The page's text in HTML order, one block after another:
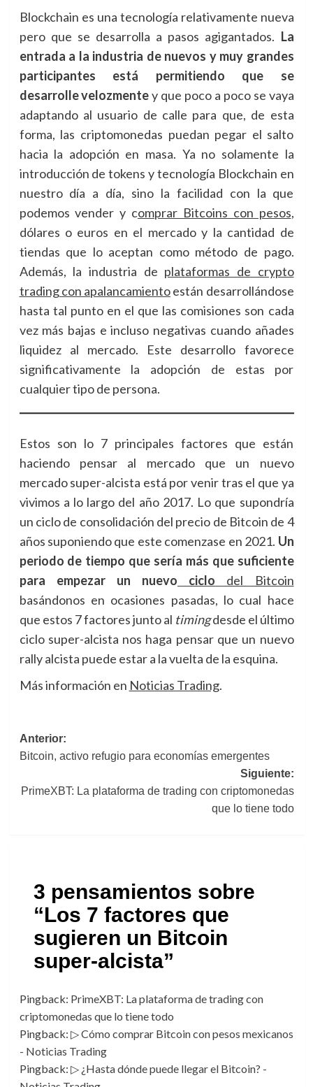
Blockchain es una tecnología relativamente nueva
pero que se desarrolla a pasos agigantados. La
entrada a la industria de nuevos y muy grandes
participantes está permitiendo que se
desarrolle velozmentey que poco a poco se vaya
adaptando al usuario de calle para que, de esta
forma, las criptomonedas puedan pegar el salto
hacia la adopción en masa. Ya no solamente la
introducción de tokens y tecnología Blockchain en
nuestro día a día, sino la facilidad con la que
podemos vender y comprar Bitcoins con pesos,
dólares o euros en el mercado y la cantidad de
tiendas que lo aceptan como método de pago.
Además, la industria de plataformas de crypto
trading con apalancamientoestán desarrollándose
hasta tal punto en el que las comisiones son cada
vez más bajas e incluso negativas cuando añades
liquidez al mercado. Este desarrollo favorece
significativamente la adopción de estas por
cualquier tipo de persona.
Estos son lo 7 principales factores que están
haciendo pensar al mercado que un nuevo
mercado super-alcista está por venir tras el que ya
vivimos a lo largo del año 2017. Lo que supondría
un ciclo de consolidación del precio de Bitcoin de 4
años suponiendo que este comenzase en 2021. Un
periodo de tiempo que sería más que suficiente
para empezar un nuevo ciclo del Bitcoin
basándonos en ocasiones pasadas, lo cual hace
que estos 7 factores junto al timingdesde el último
ciclo super-alcista nos haga pensar que un nuevo
rally alcista puede estar a la vuelta de la esquina.
Más información en Noticias Trading.
Navegación
de
entradas
Anterior:
Bitcoin, activo refugio para economías emergentes
Siguiente:
PrimeXBT: La plataforma de trading con criptomonedas
que lo tiene todo
3 pensamientos sobre
“Los 7 factores que
sugieren un Bitcoin
super-alcista”
Pingback: PrimeXBT: La plataforma de trading con
criptomonedas que lo tiene todo
Pingback: ▷ Cómo comprar Bitcoin con pesos mexicanos
- Noticias Trading
Pingback: ▷ ¿Hasta dónde puede llegar el Bitcoin? -